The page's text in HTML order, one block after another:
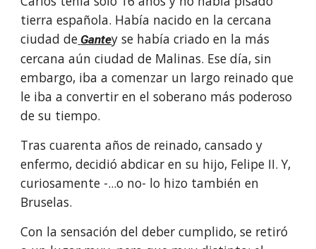
tierra española. Había nacido en la cercana
ciudad de Gantey se había criado en la más
cercana aún ciudad de Malinas. Ese día, sin
embargo, iba a comenzar un largo reinado que
le iba a convertir en el soberano más poderoso
de su tiempo.
Tras cuarenta años de reinado, cansado y
enfermo, decidió abdicar en su hijo, Felipe II. Y,
curiosamente -...o no- lo hizo también en
Bruselas.
Con la sensación del deber cumplido, se retiró